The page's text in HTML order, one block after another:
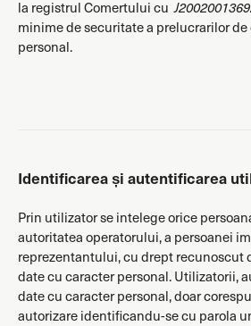
la registrul Comertului cu
minime de securitate a prelucrarilor
personal.
Identificarea și autentificarea
Prin utilizator se intelege orice
autoritatea operatorului, a persoanei
reprezentantului, cu drept recunoscut
date cu caracter personal. Utilizatorii,
date cu caracter personal, doar
autorizare identificandu-se cu parola